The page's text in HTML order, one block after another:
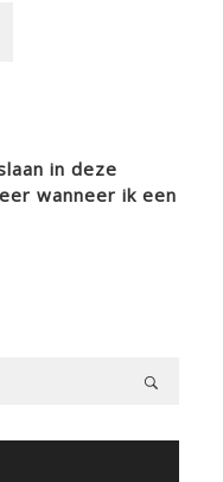
in deze
wanneer ik een